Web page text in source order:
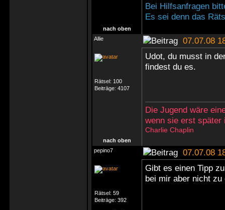
Bei Hilfsanfragen
Es sei denn das
nach oben
Allie
07.07.08
Rätsel: 100
Beiträge: 4107
Udot, du musst in
findest du es.
Die Jugend wäre
wenn sie erst später
Charlie Chaplin
nach oben
pepino7
07.07.08
Rätsel: 59
Beiträge: 392
Gibt es einen Tipp
bei mir aber nicht zu